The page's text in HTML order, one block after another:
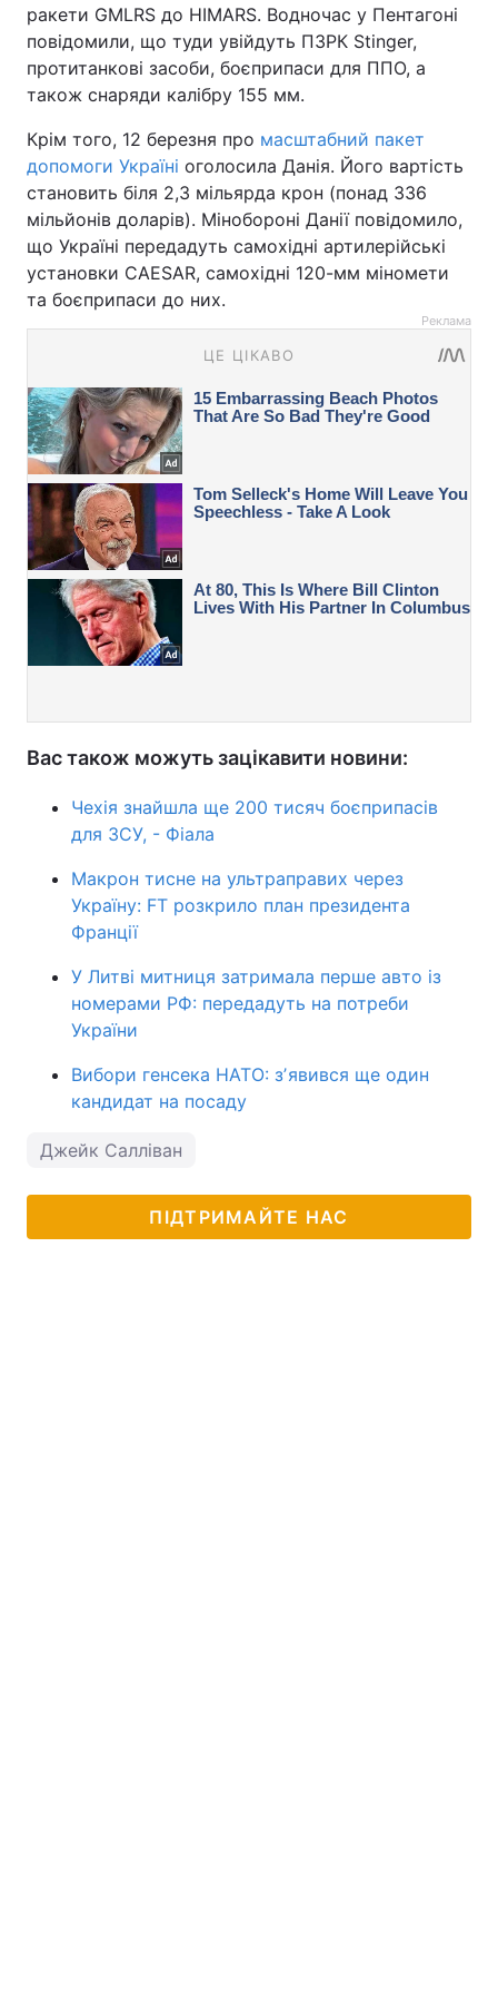
ракети GMLRS до HIMARS. Водночас у Пентагоні
повідомили, що туди увійдуть ПЗРК Stinger,
протитанкові засоби, боєприпаси для ППО, а
також снаряди калібру 155 мм.
Крім того, 12 березня про масштабний пакет
допомоги Україні оголосила Данія. Його вартість
становить біля 2,3 мільярда крон (понад 336
мільйонів доларів). Мінобороні Данії повідомило,
що Україні передадуть самохідні артилерійські
установки CAESAR, самохідні 120-мм міномети
та боєприпаси до них.
Реклама
Вас також можуть зацікавити новини:
Чехія знайшла ще 200 тисяч боєприпасів
для ЗСУ, - Фіала
Макрон тисне на ультраправих через
Україну: FT розкрило план президента
Франції
У Литві митниця затримала перше авто із
номерами РФ: передадуть на потреби
України
Вибори генсека НАТО: зʼявився ще один
кандидат на посаду
Джейк Салліван
ПІДТРИМАЙТЕ НАС